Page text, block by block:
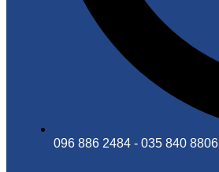
096 886 2484 - 035 840 8806